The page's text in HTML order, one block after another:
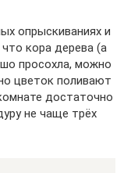
опрыскиваниях и
кора дерева (а
просохла, можно
цветок поливают
достаточно
не чаще трёх